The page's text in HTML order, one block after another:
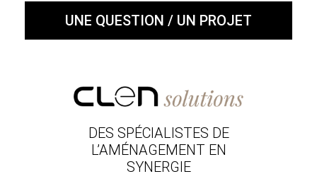
UNE QUESTION / UN PROJET
DES SPÉCIALISTES DE
L’AMÉNAGEMENT EN
SYNERGIE